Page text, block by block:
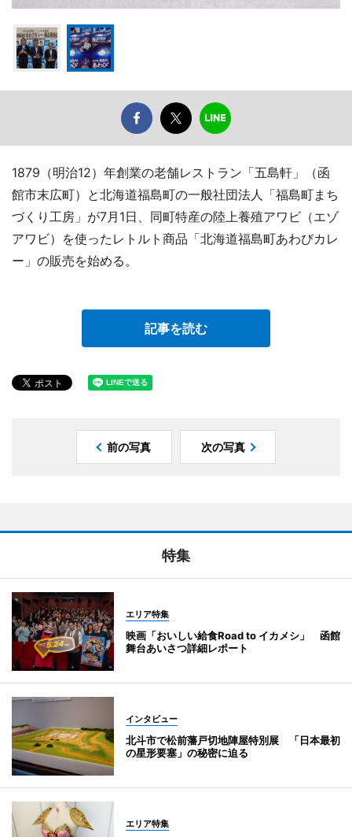
1879（明治12）年創業の老舗レストラン「五島軒」（函
館市末広町）と北海道福島町の一般社団法人「福島町まち
づくり工房」が7月1日、同町特産の陸上養殖アワビ（エゾ
アワビ）を使ったレトルト商品「北海道福島町あわびカレ
ー」の販売を始める。
記事を読む
前の写真 次の写真
特集
エリア特集
映画「おいしい給食Road to イカメシ」 函館
舞台あいさつ詳細レポート
インタビュー
北斗市で松前藩戸切地陣屋特別展 「日本最初
の星形要塞」の秘密に迫る
エリア特集